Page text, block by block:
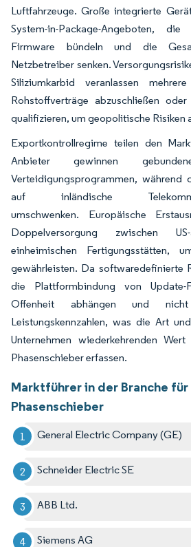
Luftfahrzeuge. Große integrierte
System-in-Package-Angeboten,
Firmware bündeln und die
Netzbetreiber senken.
Siliziumkarbid veranlassen
Rohstoffverträge abzuschließen
qualifizieren, um geopolitische Risiken
Exportkontrollregime teilen den
Anbieter gewinnen
Verteidigungsprogrammen, während
auf inländische
umschwenken. Europäische
Doppelversorgung zwischen
einheimischen Fertigungsstätten,
gewährleisten. Da softwaredefinierte
die Plattformbindung von Update-
Offenheit abhängen und
Leistungskennzahlen, was die Art
Unternehmen wiederkehrenden
Phasenschieber erfassen.
Marktführer in der Branche
Phasenschieber
General Electric Company (GE)
Schneider Electric SE
ABB Ltd.
Siemens AG